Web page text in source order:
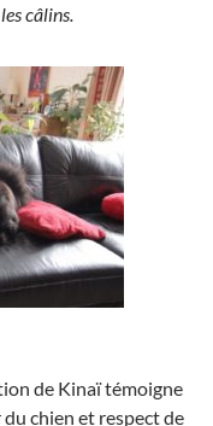
câlins.
de Kinaï témoigne
chien et respect de